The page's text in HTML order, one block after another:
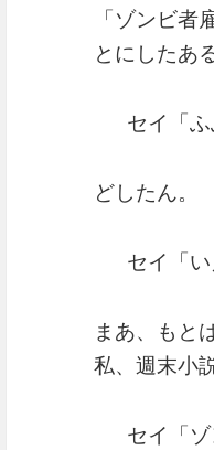
「ゾンビ
とにしたあ
セイ「ふ
どしたん。
セイ「
まあ、もと
私、週末小
セイ「